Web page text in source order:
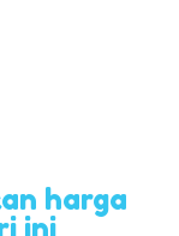
harga
ini